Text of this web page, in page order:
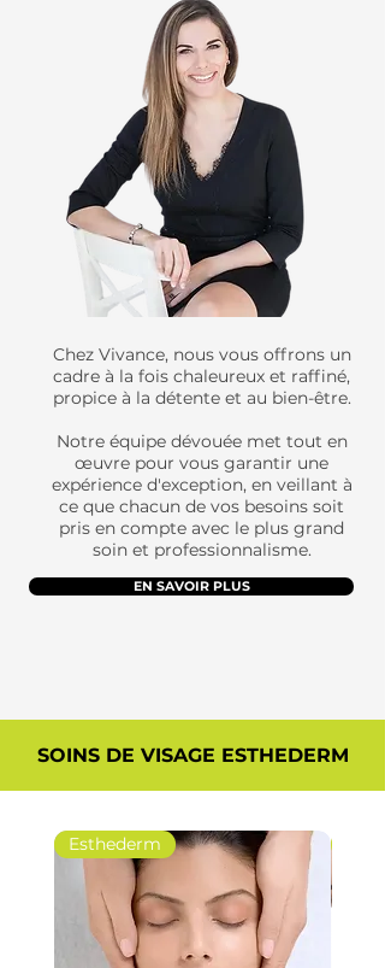
Chez Vivance, nous vous offrons un
cadre à la fois chaleureux et raffiné,
propice à la détente et au bien-être.
Notre équipe dévouée met tout en
œuvre pour vous garantir une
expérience d'exception, en veillant à
ce que chacun de vos besoins soit
pris en compte avec le plus grand
soin et professionnalisme.
EN SAVOIR PLUS
SOINS DE VISAGE ESTHEDERM
Esthederm